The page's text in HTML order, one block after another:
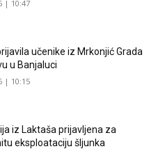
| 10:47
učenike iz Mrkonjić Grada
u Banjaluci
| 10:15
iz Laktaša prijavljena za
eksploataciju šljunka